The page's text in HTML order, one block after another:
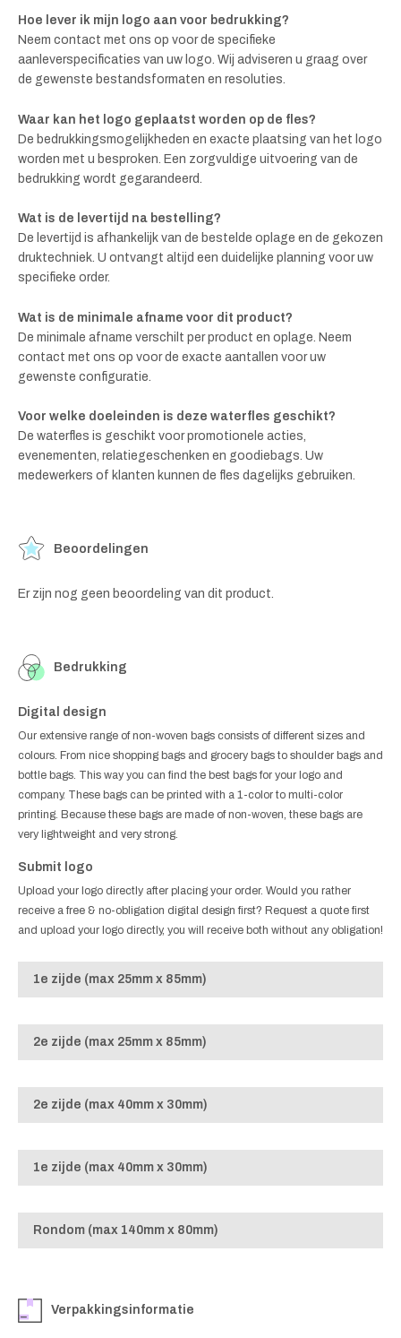
Hoe lever ik mijn logo aan voor bedrukking?
Neem contact met ons op voor de specifieke
aanleverspecificaties van uw logo. Wij adviseren u graag over
de gewenste bestandsformaten en resoluties.
Waar kan het logo geplaatst worden op de fles?
De bedrukkingsmogelijkheden en exacte plaatsing van het logo
worden met u besproken. Een zorgvuldige uitvoering van de
bedrukking wordt gegarandeerd.
Wat is de levertijd na bestelling?
De levertijd is afhankelijk van de bestelde oplage en de gekozen
druktechniek. U ontvangt altijd een duidelijke planning voor uw
specifieke order.
Wat is de minimale afname voor dit product?
De minimale afname verschilt per product en oplage. Neem
contact met ons op voor de exacte aantallen voor uw
gewenste configuratie.
Voor welke doeleinden is deze waterfles geschikt?
De waterfles is geschikt voor promotionele acties,
evenementen, relatiegeschenken en goodiebags. Uw
medewerkers of klanten kunnen de fles dagelijks gebruiken.
Beoordelingen
Er zijn nog geen beoordeling van dit product.
Bedrukking
Digital design
Our extensive range of non-woven bags consists of different sizes and
colours. From nice shopping bags and grocery bags to shoulder bags and
bottle bags. This way you can find the best bags for your logo and
company. These bags can be printed with a 1-color to multi-color
printing. Because these bags are made of non-woven, these bags are
very lightweight and very strong.
Submit logo
Upload your logo directly after placing your order. Would you rather
receive a free & no-obligation digital design first? Request a quote first
and upload your logo directly, you will receive both without any obligation!
1e zijde (max 25mm x 85mm)
2e zijde (max 25mm x 85mm)
2e zijde (max 40mm x 30mm)
1e zijde (max 40mm x 30mm)
Rondom (max 140mm x 80mm)
Verpakkingsinformatie